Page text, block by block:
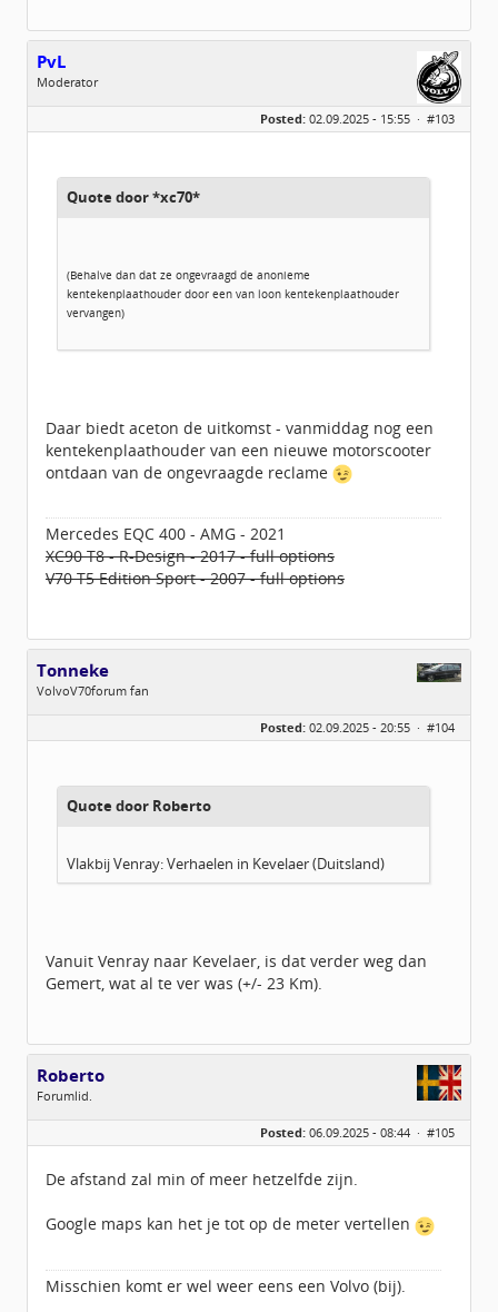
PvL
Moderator
Geslacht:
Leeftijd:
67
Posted: 02.09.2025 - 15:55 · #103
Quote door *xc70*
(Behalve dan dat ze ongevraagd de anonieme
kentekenplaathouder door een van loon kentekenplaathouder
vervangen)
Daar biedt aceton de uitkomst - vanmiddag nog een
kentekenplaathouder van een nieuwe motorscooter
ontdaan van de ongevraagde reclame
Mercedes EQC 400 - AMG - 2021
XC90 T8 - R-Design - 2017 - full options
V70 T5 Edition Sport - 2007 - full options
Tonneke
VolvoV70forum fan
Leeftijd:
56
Posted: 02.09.2025 - 20:55 · #104
Quote door Roberto
Vlakbij Venray: Verhaelen in Kevelaer (Duitsland)
Vanuit Venray naar Kevelaer, is dat verder weg dan
Gemert, wat al te ver was (+/- 23 Km).
Roberto
Forumlid.
Geslacht:
n/a
Berichten:
202
Posted: 06.09.2025 - 08:44 · #105
De afstand zal min of meer hetzelfde zijn.
Google maps kan het je tot op de meter vertellen
Misschien komt er wel weer eens een Volvo (bij).